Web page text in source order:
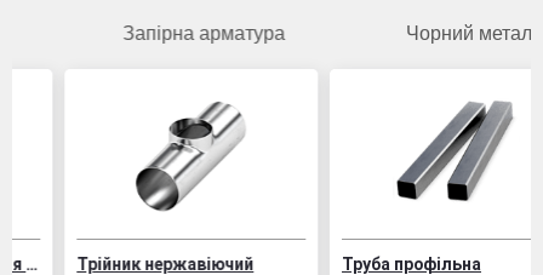
Запірна арматура
Трійник нержавіючий
Чорний метал
Труба профільна